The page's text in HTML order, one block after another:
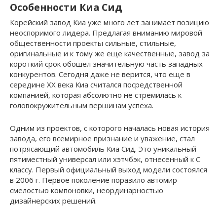
Особенности Киа Сид
Корейский завод Киа уже много лет занимает позицию
неоспоримого лидера. Предлагая вниманию мировой
общественности проекты сильные, стильные,
оригинальные и к тому же еще качественные, завод за
короткий срок обошел значительную часть западных
конкурентов. Сегодня даже не верится, что еще в
середине ХХ века Киа считался посредственной
компанией, которая абсолютно не стремилась к
головокружительным вершинам успеха.
Одним из проектов, с которого началась новая история
завода, его всемирное признание и уважение, стал
потрясающий автомобиль Киа Сид. Это уникальный
пятиместный универсал или хэтчбэк, отнесенный к С
классу. Первый официальный выход модели состоялся
в 2006 г. Первое поколение поразило автомир
смелостью компоновки, неординарностью
дизайнерских решений.